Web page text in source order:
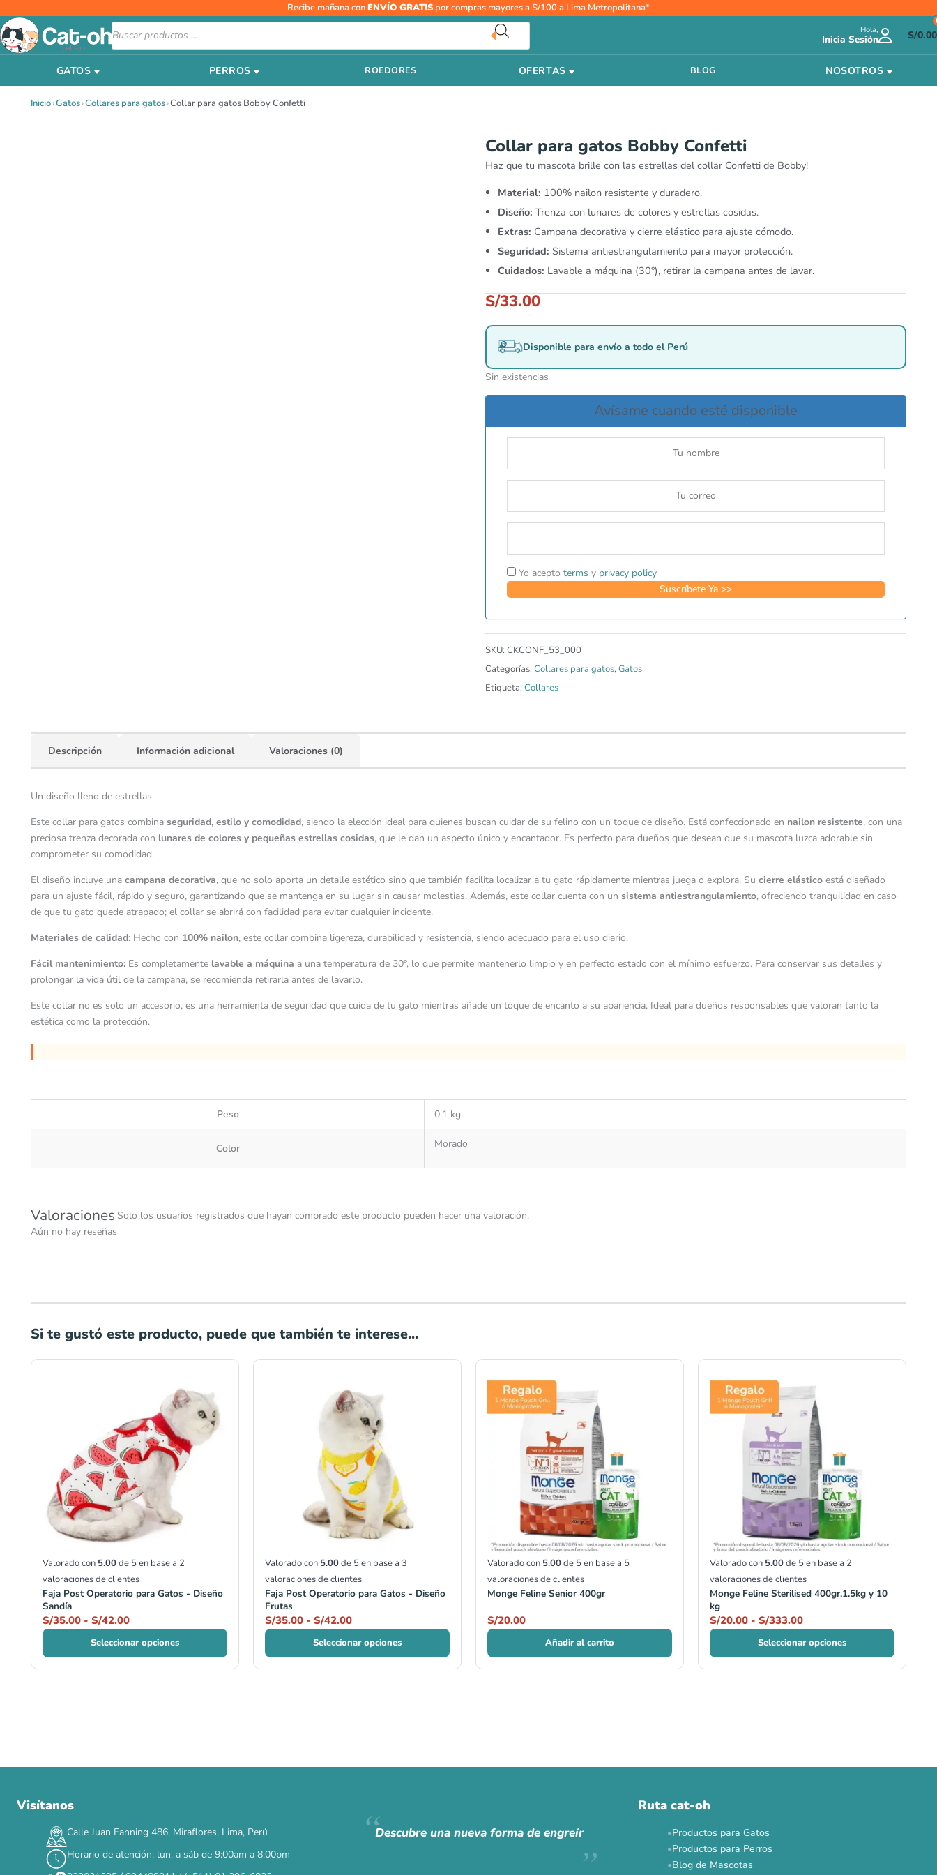
al
contenido
Recibe mañana conENVÍO GRATIS por compras mayores a S/100 a Lima Metropolitana*
Búsqueda
de
productos
Hola,
Inicia Sesión S/0.00
GATOS PERROS ROEDORES OFERTAS BLOG NOSOTROS
Inicio›Gatos›Collares para gatos›Collar para gatos Bobby Confetti
Collar para gatos Bobby Confetti
Haz que tu mascota brille con las estrellas del collar Confetti de Bobby!
Material: 100% nailon resistente y duradero.
Diseño: Trenza con lunares de colores y estrellas cosidas.
Extras: Campana decorativa y cierre elástico para ajuste cómodo.
Seguridad: Sistema antiestrangulamiento para mayor protección.
Cuidados: Lavable a máquina (30°), retirar la campana antes de lavar.
S/33.00
Disponible para envío a todo el Perú
Sin existencias
Avísame cuando esté disponible
Yo acepto terms y privacy policy
SKU: CKCONF_53_000
Categorías: Collares para gatos,Gatos
Etiqueta: Collares
Descripción Información adicional Valoraciones (0)
Un diseño lleno de estrellas
Este collar para gatos combina seguridad, estilo y comodidad, siendo la elección ideal para quienes buscan cuidar de su felino con un toque de diseño. Está confeccionado en nailon resistente, con una
preciosa trenza decorada con lunares de colores y pequeñas estrellas cosidas, que le dan un aspecto único y encantador. Es perfecto para dueños que desean que su mascota luzca adorable sin
comprometer su comodidad.
El diseño incluye una campana decorativa, que no solo aporta un detalle estético sino que también facilita localizar a tu gato rápidamente mientras juega o explora. Su cierre elástico está diseñado
para un ajuste fácil, rápido y seguro, garantizando que se mantenga en su lugar sin causar molestias. Además, este collar cuenta con un sistema antiestrangulamiento, ofreciendo tranquilidad en caso
de que tu gato quede atrapado; el collar se abrirá con facilidad para evitar cualquier incidente.
Materiales de calidad: Hecho con 100% nailon, este collar combina ligereza, durabilidad y resistencia, siendo adecuado para el uso diario.
Fácil mantenimiento: Es completamente lavable a máquina a una temperatura de 30°, lo que permite mantenerlo limpio y en perfecto estado con el mínimo esfuerzo. Para conservar sus detalles y
prolongar la vida útil de la campana, se recomienda retirarla antes de lavarlo.
Este collar no es solo un accesorio, es una herramienta de seguridad que cuida de tu gato mientras añade un toque de encanto a su apariencia. Ideal para dueños responsables que valoran tanto la
estética como la protección.
Peso 0.1 kg
Color Morado
Valoraciones
Aún no hay reseñas
Solo los usuarios registrados que hayan comprado este producto pueden hacer una valoración.
Si te gustó este producto, puede que también te interese...
Valorado con 5.00de 5 en base a 2
valoraciones de clientes
Faja Post Operatorio para Gatos - Diseño
Sandía
S/35.00 - S/42.00
desde
S/35.00
hasta
S/42.00
Seleccionar opciones
Valorado con 5.00de 5 en base a 3
valoraciones de clientes
Faja Post Operatorio para Gatos - Diseño
Frutas
S/35.00 - S/42.00
precios:
desde
S/35.00
hasta
S/42.00
Seleccionar opciones
Valorado con 5.00de 5 en base a 5
valoraciones de clientes
Monge Feline Senior 400gr
S/20.00
Añadir al carrito
Valorado con 5.00de 5 en base a 2
valoraciones de clientes
Monge Feline Sterilised 400gr,1.5kg y 10
kg
S/20.00 - S/333.00
precios:
desde
S/20.00
hasta
S/333.00
Seleccionar opciones
✕
Visítanos
Calle Juan Fanning 486, Miraflores, Lima, Perú
Horario de atención: lun. a sáb de 9:00am a 8:00pm
Descubre una nueva forma de engreír
Ruta cat-oh
Productos para Gatos
Productos para Perros
Blog de Mascotas